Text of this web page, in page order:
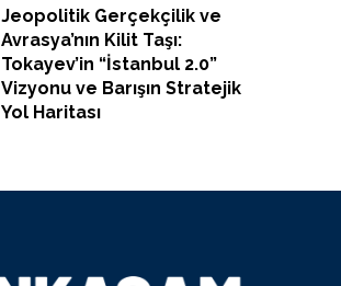
Jeopolitik Gerçekçilik ve
Avrasya’nın Kilit Taşı:
Tokayev’in “İstanbul 2.0”
Vizyonu ve Barışın Stratejik
Yol Haritası